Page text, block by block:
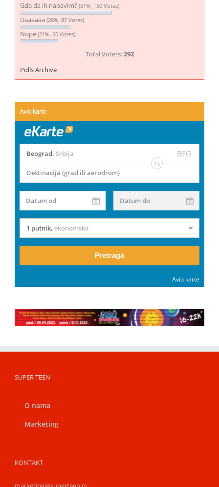
Gde da ih nabavim? (51%, 150 Votes)
Daaaaaa (28%, 82 Votes)
Nope (21%, 60 Votes)
Total Voters:292
Polls Archive
Avio karte
Beograd, Srbija BEG
Destinacija (grad ili aerodrom)
Datum od Datum do
1 putnik, ekonomska
Pretraga
Avio karte
SUPER TEEN
O nama
Marketing
KONTAKT